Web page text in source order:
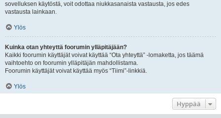
sovelluksen käytöstä, voit odottaa niukkasanaista vastausta, jos edes
vastausta lainkaan.
Ylös
Kuinka otan yhteyttä foorumin ylläpitäjään?
Kaikki foorumin käyttäjät voivat käyttää “Ota yhteyttä” -lomaketta, jos täämä
vaihtoehto on foorumin ylläpitäjän mahdollistama.
Foorumin käyttäjät voivat käyttää myös “Tiimi”-linkkiä.
Ylös
Hyppää